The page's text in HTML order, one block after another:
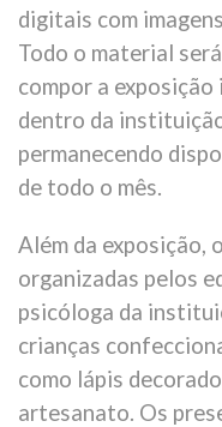
digitais com
Todo o material
compor a
dentro da
permanecendo
de todo o mês.
Além da exposição,
organizadas pelos
psicóloga da
crianças
como lápis
artesanato. Os